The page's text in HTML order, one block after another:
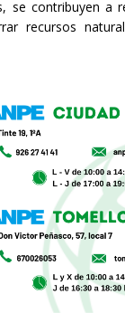
se contribuyen a
recursos